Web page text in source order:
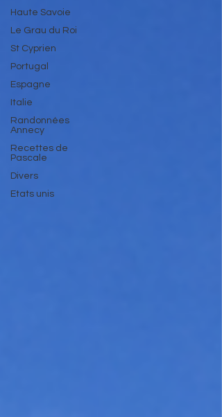
Haute Savoie
Le Grau du Roi
St Cyprien
Portugal
Espagne
Italie
Randonnées
Annecy
Recettes de
Pascale
Divers
Etats unis